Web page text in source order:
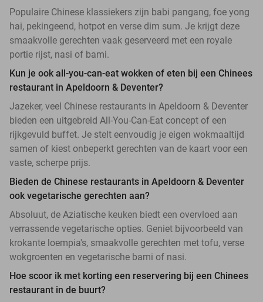
Populaire Chinese klassiekers zijn babi pangang, foe yong
hai, pekingeend, hotpot en verse dim sum. Je krijgt deze
smaakvolle gerechten vaak geserveerd met een royale
portie rijst, nasi of bami.
Kun je ook all-you-can-eat wokken of eten bij een Chinees
restaurant in Apeldoorn & Deventer?
Jazeker, veel Chinese restaurants in Apeldoorn & Deventer
bieden een uitgebreid All-You-Can-Eat concept of een
rijkgevuld buffet. Je stelt eenvoudig je eigen wokmaaltijd
samen of kiest onbeperkt gerechten van de kaart voor een
vaste, scherpe prijs.
Bieden de Chinese restaurants in Apeldoorn & Deventer
ook vegetarische gerechten aan?
Absoluut, de Aziatische keuken biedt een overvloed aan
verrassende vegetarische opties. Geniet bijvoorbeeld van
krokante loempia's, smaakvolle gerechten met tofu, verse
wokgroenten en vegetarische bami of nasi.
Hoe scoor ik met korting een reservering bij een Chinees
restaurant in de buurt?